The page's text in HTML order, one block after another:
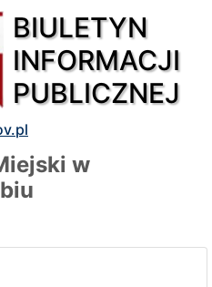
BIULETYN
INFORMACJI
PUBLICZNEJ
w